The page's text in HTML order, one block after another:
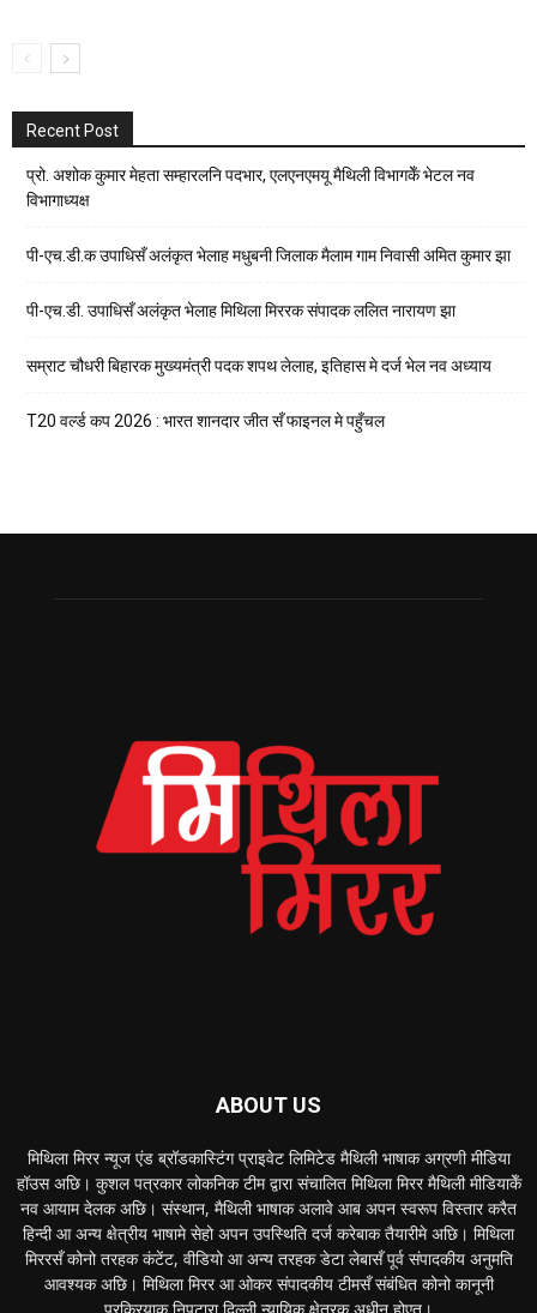
Recent Post
प्रो. अशोक कुमार मेहता सम्हारलनि पदभार, एलएनएमयू मैथिली विभागकेँ भेटल नव
विभागाध्यक्ष
पी-एच.डी.क उपाधिसँ अलंकृत भेलाह मधुबनी जिलाक मैलाम गाम निवासी अमित कुमार झा
पी-एच.डी. उपाधिसँ अलंकृत भेलाह मिथिला मिररक संपादक ललित नारायण झा
सम्राट चौधरी बिहारक मुख्यमंत्री पदक शपथ लेलाह, इतिहास मे दर्ज भेल नव अध्याय
T20 वर्ल्ड कप 2026 : भारत शानदार जीत सँ फाइनल मे पहुँचल
ABOUT US
मिथिला मिरर न्यूज एंड ब्रॉडकास्टिंग प्राइवेट लिमिटेड मैथिली भाषाक अग्रणी मीडिया
हॉउस अछि। कुशल पत्रकार लोकनिक टीम द्वारा संचालित मिथिला मिरर मैथिली मीडियाकेँ
नव आयाम देलक अछि। संस्थान, मैथिली भाषाक अलावे आब अपन स्वरूप विस्तार करैत
हिन्दी आ अन्य क्षेत्रीय भाषामे सेहो अपन उपस्थिति दर्ज करेबाक तैयारीमे अछि। मिथिला
मिररसँ कोनो तरहक कंटेंट, वीडियो आ अन्य तरहक डेटा लेबासँ पूर्व संपादकीय अनुमति
आवश्यक अछि। मिथिला मिरर आ ओकर संपादकीय टीमसँ संबंधित कोनो कानूनी